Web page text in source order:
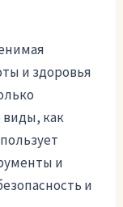
и здоровья
виды, как
и
и